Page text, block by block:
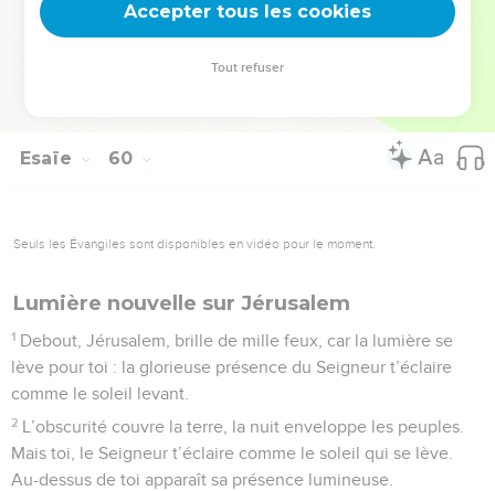
aux enfants de vos enfants. C’est moi qui le déclare. »
© Société biblique française – Bibli’O, 1997, avec autorisation. Pour vous procurer
Esaïe 60
Seuls les Évangiles sont disponibles en vidéo pour le moment.
Lumière nouvelle sur Jérusalem
1 Debout, Jérusalem, brille de mille feux, car la lumière se
lève pour toi : la glorieuse présence du Seigneur t’éclaire
comme le soleil levant.
2 L’obscurité couvre la terre, la nuit enveloppe les peuples.
Mais toi, le Seigneur t’éclaire comme le soleil qui se lève.
Au-dessus de toi apparaît sa présence lumineuse.
Accepter tous les cookies
Tout refuser